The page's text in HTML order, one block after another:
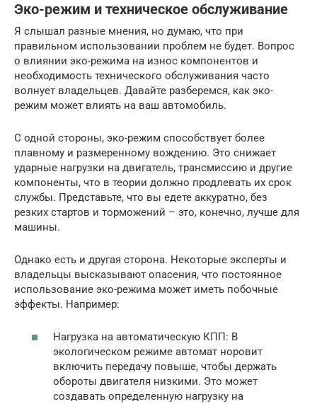
Эко-режим и техническое обслуживание
Я слышал разные мнения, но думаю, что при
правильном использовании проблем не будет. Вопрос
о влиянии эко-режима на износ компонентов и
необходимость технического обслуживания часто
волнует владельцев. Давайте разберемся, как эко-
режим может влиять на ваш автомобиль.
С одной стороны, эко-режим способствует более
плавному и размеренному вождению. Это снижает
ударные нагрузки на двигатель, трансмиссию и другие
компоненты, что в теории должно продлевать их срок
службы. Представьте, что вы едете аккуратно, без
резких стартов и торможений – это, конечно, лучше для
машины.
Однако есть и другая сторона. Некоторые эксперты и
владельцы высказывают опасения, что постоянное
использование эко-режима может иметь побочные
эффекты. Например:
Нагрузка на автоматическую КПП: В
экологическом режиме автомат норовит
включить передачу повыше, чтобы держать
обороты двигателя низкими. Это может
создавать определенную нагрузку на